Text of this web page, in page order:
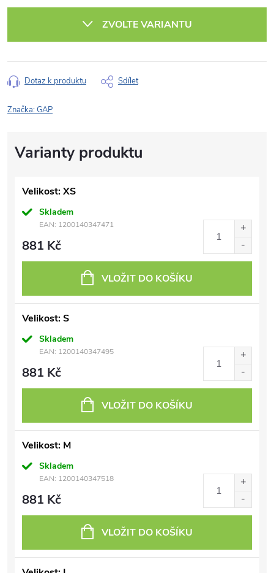
ZVOLTE VARIANTU
Dotaz k produktu Sdílet
Značka:GAP
Velikost: XS
Skladem
EAN: 1200140347471
881 Kč
VLOŽIT DO KOŠÍKU
Velikost: S
Skladem
EAN: 1200140347495
881 Kč
VLOŽIT DO KOŠÍKU
Velikost: M
Skladem
EAN: 1200140347518
881 Kč
VLOŽIT DO KOŠÍKU